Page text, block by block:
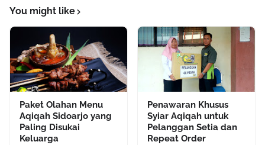
You might like
Paket Olahan Menu
Aqiqah Sidoarjo yang
Paling Disukai
Keluarga
Penawaran Khusus
Syiar Aqiqah untuk
Pelanggan Setia dan
Repeat Order